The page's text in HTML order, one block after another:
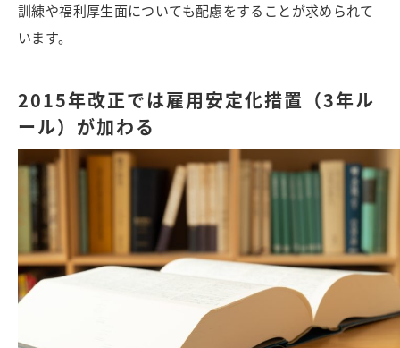
訓練や福利厚生面についても配慮をすることが求められて
います。
2015年改正では雇用安定化措置（3年ル
ール）が加わる